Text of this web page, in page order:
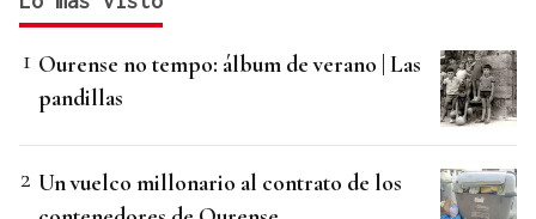
Ourense no tempo: álbum de verano | Las
pandillas
Un vuelco millonario al contrato de los